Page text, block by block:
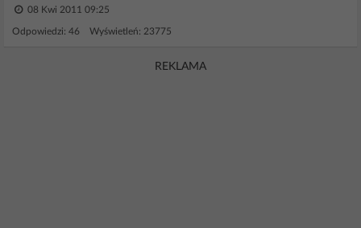
08 Kwi 2011 09:25
Odpowiedzi: 46 Wyświetleń: 23775
REKLAMA